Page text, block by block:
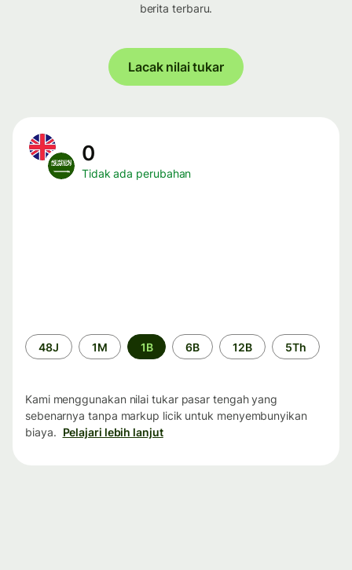
berita terbaru.
Lacak nilai tukar
0
Tidak ada perubahan
Periode
waktu
48J 1M 1B 6B 12B 5Th
Kami menggunakan nilai tukar pasar tengah yang
sebenarnya tanpa markup licik untuk menyembunyikan
biaya. Pelajari lebih lanjut